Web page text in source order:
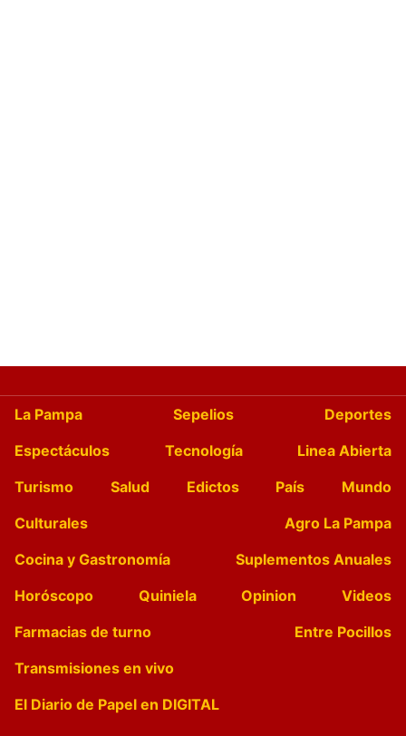
La Pampa Sepelios
Deportes
Espectáculos
Tecnología
Linea Abierta
Turismo
Salud Edictos País
Mundo
Culturales
Agro La Pampa
Cocina y Gastronomía
Suplementos Anuales
Horóscopo
Quiniela Opinion
Videos
Farmacias de turno
Entre Pocillos
Transmisiones en vivo
El Diario de Papel en DIGITAL